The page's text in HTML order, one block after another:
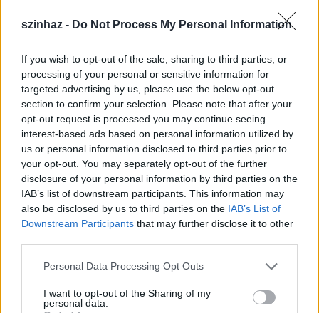
szinhaz - Do Not Process My Personal Information
If you wish to opt-out of the sale, sharing to third parties, or
processing of your personal or sensitive information for
targeted advertising by us, please use the below opt-out
section to confirm your selection. Please note that after your
opt-out request is processed you may continue seeing
interest-based ads based on personal information utilized by
us or personal information disclosed to third parties prior to
your opt-out. You may separately opt-out of the further
disclosure of your personal information by third parties on the
IAB’s list of downstream participants. This information may
also be disclosed by us to third parties on the IAB’s List of
Downstream Participants that may further disclose it to other
Please note that this website/app uses one or more Google
not limited to your visit or usage behaviour. You may click to
grant or deny consent to Google and its third-party tags to
Personal Data Processing Opt Outs
I want to opt-out of the Sharing of my
personal data.
A negyedik adásban aBrecht - The Hardcore Machine